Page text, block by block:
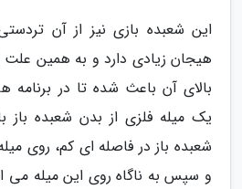
این شعبده بازی نیز از آن
هیجان زیادی دارد و به همین
بالای آن باعث شده تا در
یک میله فلزی از بدن شعبده باز
شعبده باز در فاصله ای کم، روی
و سپس به ناگاه روی این میله می